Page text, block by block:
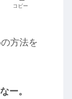
コピー
方法を
ー。